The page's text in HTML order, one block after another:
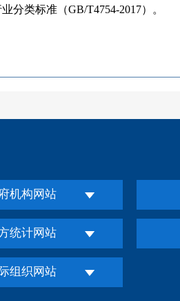
类标准（GB/T4754-2017）。
机构网站
统计网站
组织网站